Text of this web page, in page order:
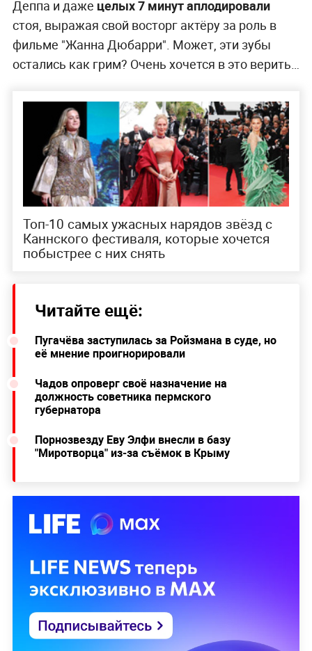
Джонни Депп поразил своими ужасными зубами в Каннах. Фото © Getty
Images / WireImage / Samir Hussein
Глядя на это фото так и хочется спросить, а что
Деппу не стыдно появляться на публике в
таком непотребном виде и тем более
улыбаться? Кажется, там не осталось ни одного
здорового... Бодипозитив и принятие себя со
всеми недостатками — это круто, когда не
касается гигиены. Смотря на такую улыбку,
хочется поморщиться и лишний раз почистить
зубы.
Деппа и дажецелых 7 минут аплодировали
стоя, выражая свой восторг актёру за роль в
фильме "Жанна Дюбарри". Может, эти зубы
Топ-10 самых ужасных нарядов звёзд с
побыстрее с них снять
Читайте ещё:
Пугачёва заступилась за Ройзмана в суде, но